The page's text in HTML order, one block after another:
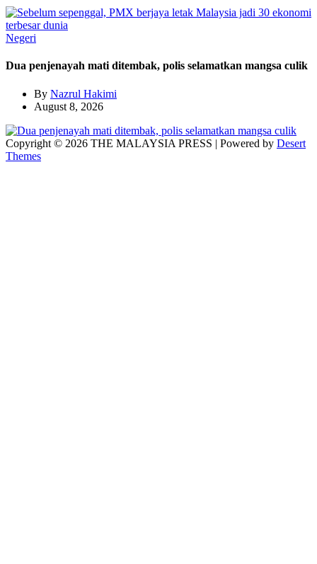
Negeri
Dua penjenayah mati ditembak, polis selamatkan mangsa culik
By Nazrul Hakimi
August 8, 2026
Copyright © 2026 THE MALAYSIA PRESS | Powered by Desert
Themes